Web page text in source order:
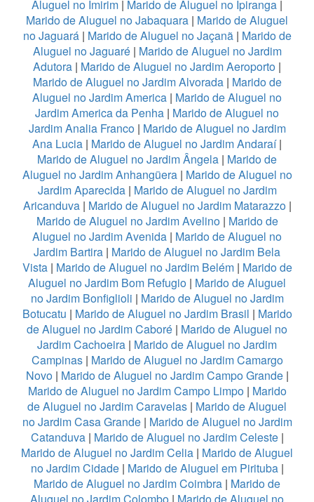
Aluguel no Imirim | Marido de Aluguel no Ipiranga |
Marido de Aluguel no Jabaquara | Marido de Aluguel
no Jaguará| Marido de Aluguel no Jaçanã| Marido de
Aluguel no Jaguaré| Marido de Aluguel no Jardim
Adutora | Marido de Aluguel no Jardim Aeroporto |
Marido de Aluguel no Jardim Alvorada| Marido de
Aluguel no Jardim America | Marido de Aluguel no
Jardim America da Penha | Marido de Aluguel no
Jardim Analia Franco| Marido de Aluguel no Jardim
Ana Lucia | Marido de Aluguel no Jardim Andaraí|
Marido de Aluguel no Jardim Ângela | Marido de
Aluguel no Jardim Anhangüera| Marido de Aluguel no
Jardim Aparecida| Marido de Aluguel no Jardim
Aricanduva| Marido de Aluguel no Jardim Matarazzo|
Marido de Aluguel no Jardim Avelino| Marido de
Aluguel no Jardim Avenida | Marido de Aluguel no
Jardim Bartira | Marido de Aluguel no Jardim Bela
Vista| Marido de Aluguel no Jardim Belém| Marido de
Aluguel no Jardim Bom Refugio | Marido de Aluguel
no Jardim Bonfiglioli | Marido de Aluguel no Jardim
Botucatu | Marido de Aluguel no Jardim Brasil | Marido
de Aluguel no Jardim Caboré | Marido de Aluguel no
Jardim Cachoeira | Marido de Aluguel no Jardim
Campinas| Marido de Aluguel no Jardim Camargo
Novo| Marido de Aluguel no Jardim Campo Grande|
Marido de Aluguel no Jardim Campo Limpo| Marido
de Aluguel no Jardim Caravelas | Marido de Aluguel
no Jardim Casa Grande| Marido de Aluguel no Jardim
Catanduva| Marido de Aluguel no Jardim Celeste|
Marido de Aluguel no Jardim Celia | Marido de Aluguel
no Jardim Cidade| Marido de Aluguel em Pirituba|
Marido de Aluguel no Jardim Coimbra | Marido de